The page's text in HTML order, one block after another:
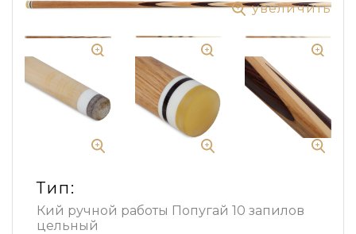
увеличить
Тип:
Кий ручной работы Попугай 10 запилов
цельный